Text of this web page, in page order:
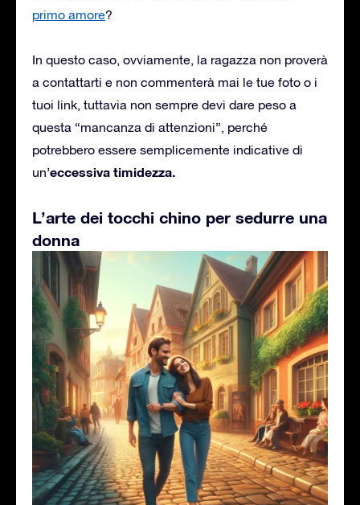
primo amore?
In questo caso, ovviamente, la ragazza non proverà
a contattarti e non commenterà mai le tue foto o i
tuoi link, tuttavia non sempre devi dare peso a
questa “mancanza di attenzioni”, perché
potrebbero essere semplicemente indicative di
un’eccessiva timidezza.
L’arte dei tocchi chino per sedurre una
donna